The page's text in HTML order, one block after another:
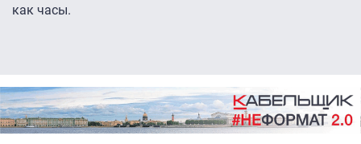
как часы.